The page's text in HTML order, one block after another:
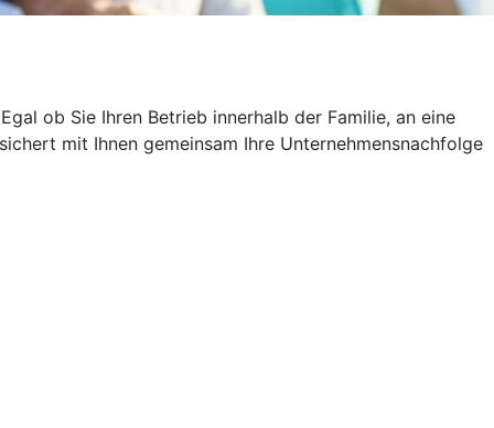
ob Sie Ihren Betrieb innerhalb der Familie, an eine
mit Ihnen gemeinsam Ihre Unternehmensnachfolge